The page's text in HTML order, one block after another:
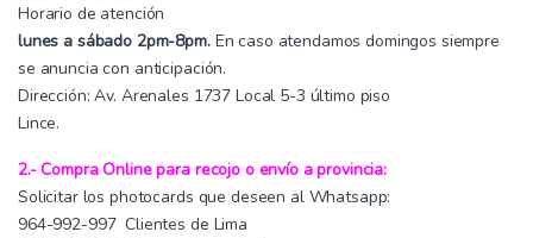
Horario de atención
lunes a sábado 2pm-8pm. En caso atendamos domingos siempre
se anuncia con anticipación.
Dirección: Av. Arenales 1737 Local 5-3 último piso
Lince.
2.- Compra Online para recojo o envío a provincia:
Solicitar los photocards que deseen al Whatsapp:
964-992-997 Clientes de Lima